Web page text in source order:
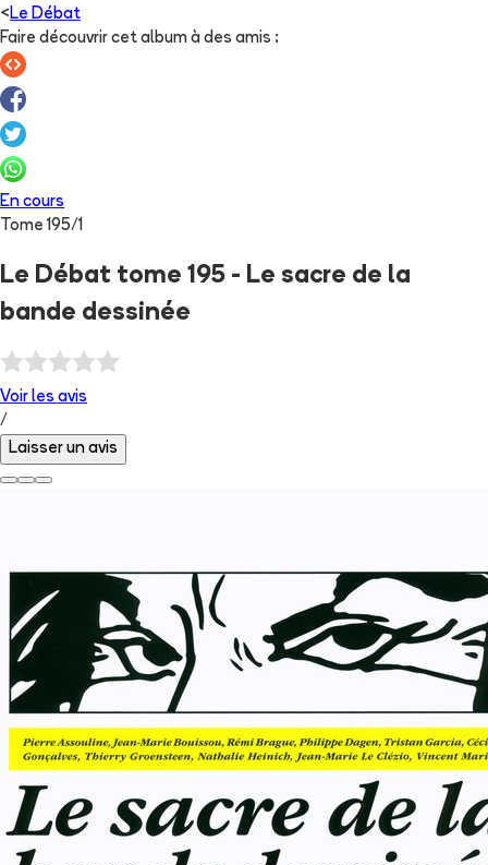
< Le Débat
Faire découvrir cet album à des amis :
En cours
Tome195/1
Le Débat tome 195 - Le sacre de la
bande dessinée
Voir les avis
/
Laisser un avis